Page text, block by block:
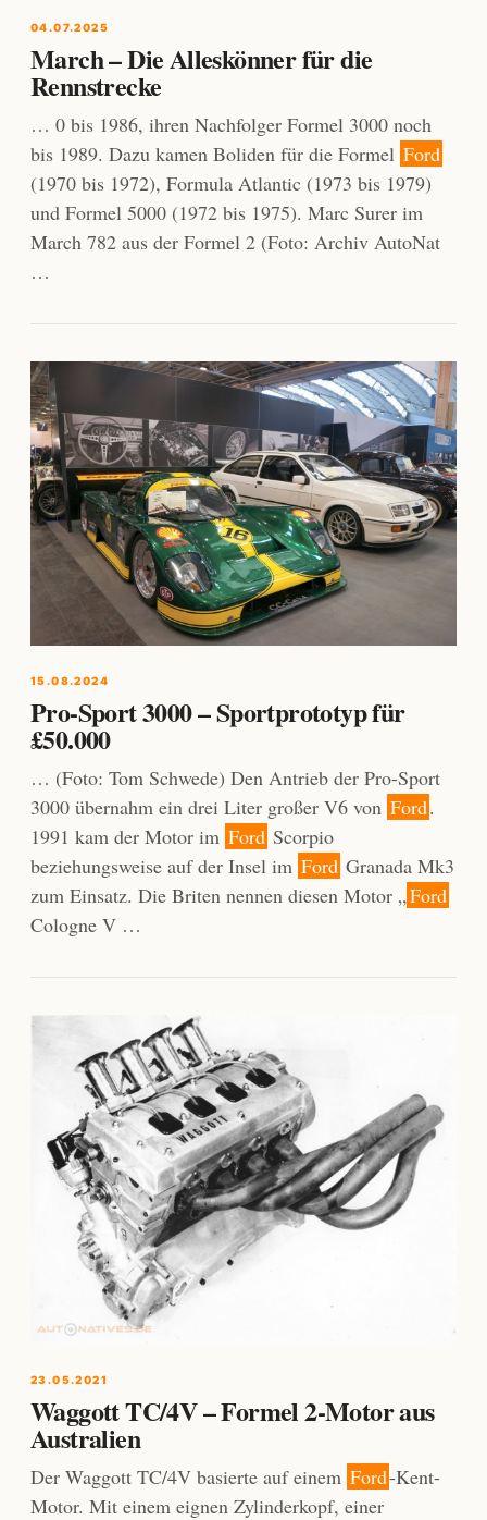
04.07.2025
March – Die Alleskönner für die
Rennstrecke
… 0 bis 1986, ihren Nachfolger Formel 3000 noch
bis 1989. Dazu kamen Boliden für die Formel Ford
(1970 bis 1972), Formula Atlantic (1973 bis 1979)
und Formel 5000 (1972 bis 1975). Marc Surer im
March 782 aus der Formel 2 (Foto: Archiv AutoNat
…
15.08.2024
Pro-Sport 3000 – Sportprototyp für
£50.000
… (Foto: Tom Schwede) Den Antrieb der Pro-Sport
3000 übernahm ein drei Liter großer V6 von Ford.
1991 kam der Motor im Ford Scorpio
beziehungsweise auf der Insel im Ford Granada Mk3
zum Einsatz. Die Briten nennen diesen Motor „Ford
Cologne V …
23.05.2021
Waggott TC/4V – Formel 2-Motor aus
Australien
Der Waggott TC/4V basierte auf einem Ford-Kent-
Motor. Mit einem eignen Zylinderkopf, einer